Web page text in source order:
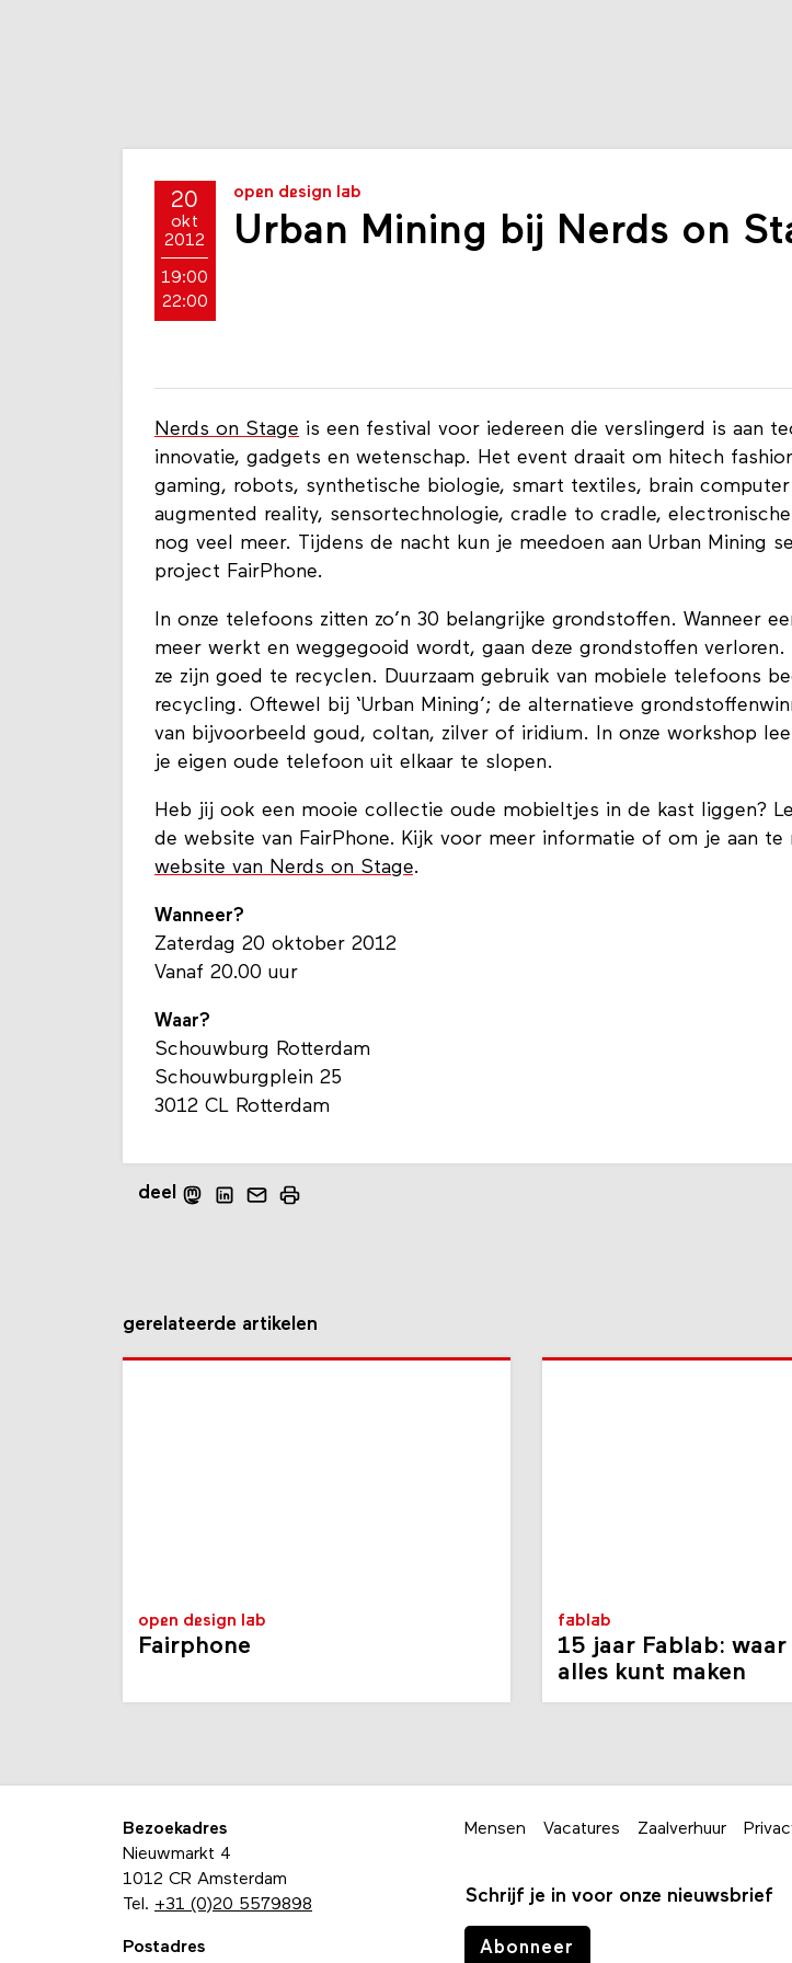
20
okt
2012
19:00
22:00
open design lab
Urban Mining bij Nerds on
Nerds on Stage is een festival voor iedereen die verslingerd is aan
innovatie, gadgets en wetenschap. Het event draait om hitech
gaming, robots, synthetische biologie, smart textiles, brain
augmented reality, sensortechnologie, cradle to cradle,
nog veel meer. Tijdens de nacht kun je meedoen aan Urban Mining
project FairPhone.
In onze telefoons zitten zo’n 30 belangrijke grondstoffen. Wanneer
meer werkt en weggegooid wordt, gaan deze grondstoffen verloren.
ze zijn goed te recyclen. Duurzaam gebruik van mobiele telefoons
recycling. Oftewel bij ‘Urban Mining’; de alternatieve
van bijvoorbeeld goud, coltan, zilver of iridium. In onze workshop
je eigen oude telefoon uit elkaar te slopen.
Heb jij ook een mooie collectie oude mobieltjes in de kast liggen?
de website van FairPhone. Kijk voor meer informatie of om je aan te
website van Nerds on Stage.
Wanneer?
Zaterdag 20 oktober 2012
Vanaf 20.00 uur
Waar?
Schouwburg Rotterdam
Schouwburgplein 25
3012 CL Rotterdam
deel
gerelateerde artikelen
open design lab
Fairphone
fablab
15 jaar Fablab:
alles kunt maken
Bezoekadres
Nieuwmarkt 4
1012 CR Amsterdam
Tel. +31 (0)20 5579898
Postadres
Mensen Vacatures Zaalverhuur
Schrijf je in voor onze nieuwsbrief
Abonneer